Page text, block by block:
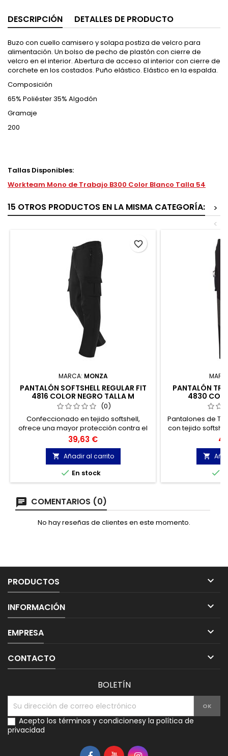
DESCRIPCIÓN DETALLES DE PRODUCTO
Buzo con cuello camisero y solapa postiza de velcro para
alimentación. Un bolso de pecho de plastón con cierre de
velcro en el interior. Abertura de acceso al interior con cierre de
corchete en los costados. Puño elástico. Elástico en la espalda.
Composición
65% Poliéster 35% Algodón
Gramaje
200
Tallas Disponibles:
Workteam Mono de Trabajo B300 Color Blanco Talla 54
15 OTROS PRODUCTOS EN LA MISMA CATEGORÍA:
>
<
MARCA: MONZA
PANTALÓN SOFTSHELL REGULAR FIT
4816 COLOR NEGRO TALLA M
(0)
Confeccionado en tejido softshell,
ofrece una mayor protección contra el
frío y el viento que otros pantalones de
trabajo.
Precio
39,63 €
 Añadir al carrito
 En stock
favorite_border
PANTALÓN
4830
Pantalones de
con tejido
interior
indicado para
que 

COMENTARIOS (0)
No hay reseñas de clientes en este momento.
PRODUCTOS 
INFORMACIÓN 
EMPRESA 
CONTACTO 
BOLETÍN
Acepto los términos y condicionesy la política de
privacidad